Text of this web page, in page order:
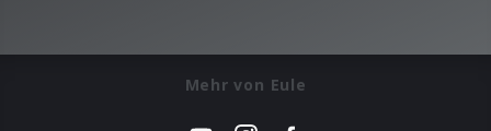
Mehr von Eule